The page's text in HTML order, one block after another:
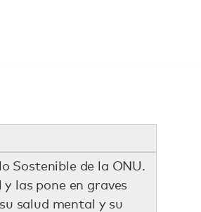
Sostenible de la ONU.
las pone en graves
salud mental y su